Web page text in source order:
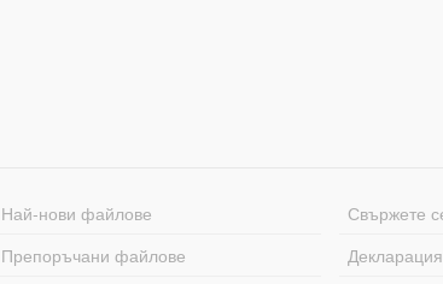
Най-нови файлове
Препоръчани файлове
Свържете